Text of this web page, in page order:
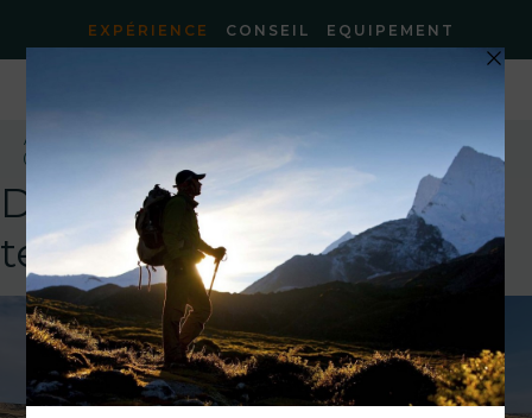
EXPÉRIENCE CONSEIL EQUIPEMENT
Accueil Traversée de l’Aragon à vélo – juin 2023
(Copier) (2)
DEFAULT
template!!!!!attachment